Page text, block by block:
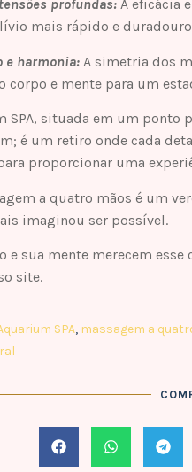
profundas: A eficácia
mais rápido e
e harmonia: A simetria dos
corpo e mente para um
SPA, situada em um ponto
é um retiro onde cada
proporcionar uma
a quatro mãos é um
imaginou ser possível.
e sua mente merecem
site.
SPA, massagem a